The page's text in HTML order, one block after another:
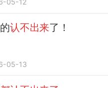
05-12
的认不出来了！
05-13